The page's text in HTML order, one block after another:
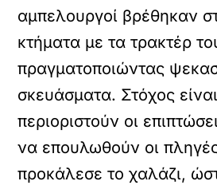
αμπελουργοί βρέθηκαν
κτήματα με τα τρακτέρ
πραγματοποιώντας
σκευάσματα. Στόχος
περιοριστούν οι
να επουλωθούν οι
προκάλεσε το χαλάζι,